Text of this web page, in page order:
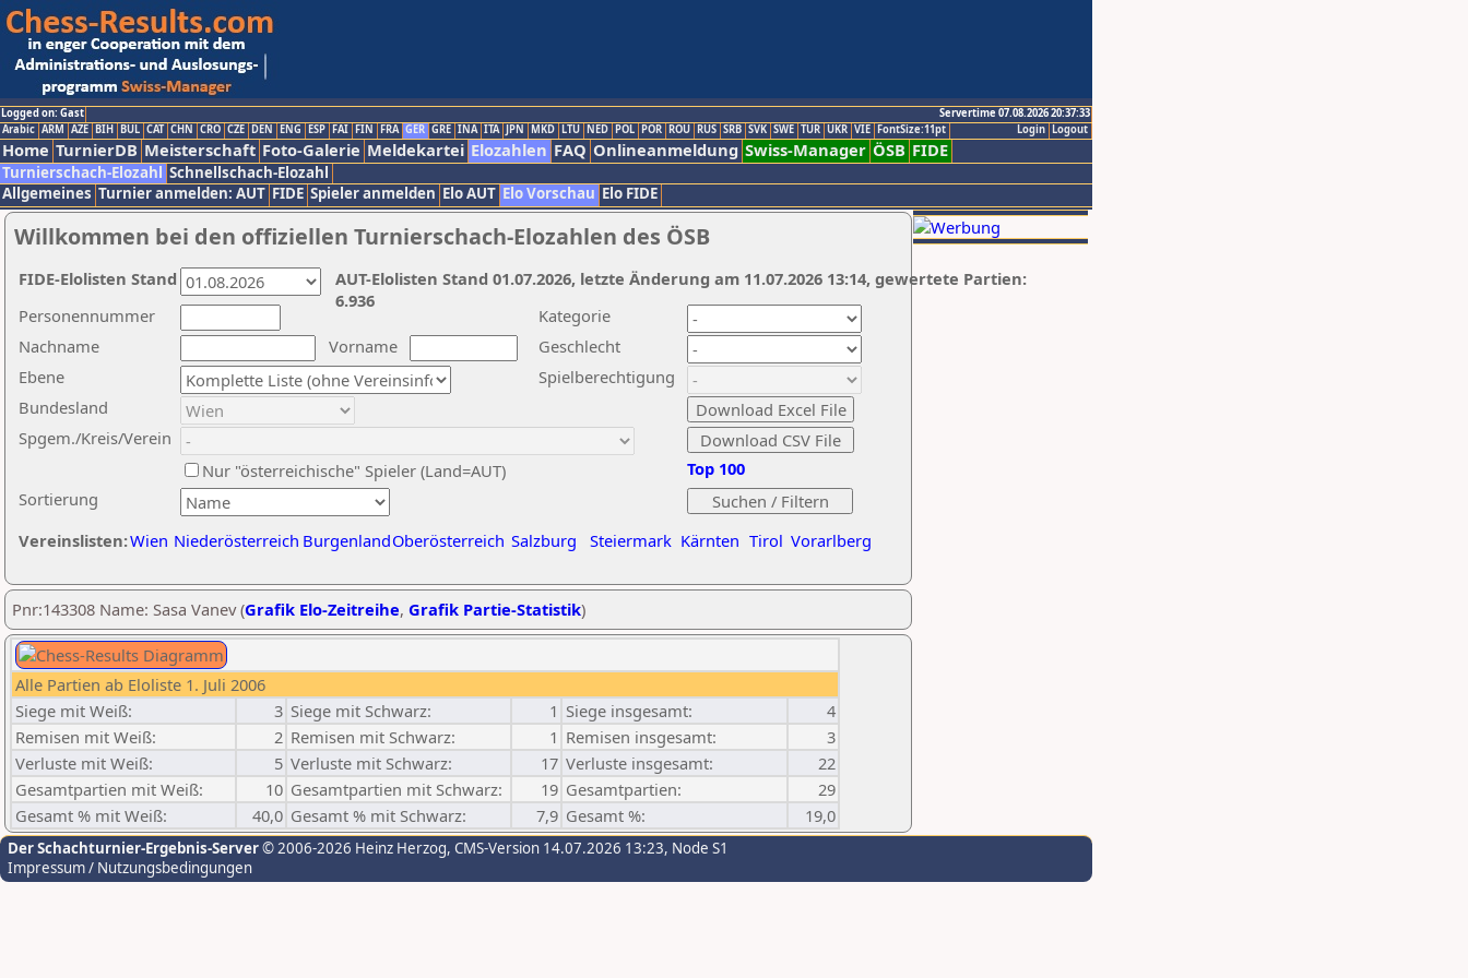
Logged on: Gast
Servertime 07.08.2026 20:37:33
Logout
Login
Arabic ARM AZE BIH BUL CAT CHN CRO CZE DEN ENG ESP FAI FIN FRA GER GRE INA ITA JPN MKD LTU NED POL POR ROU RUS SRB SVK SWE TUR UKR VIE FontSize:11pt
Home TurnierDB Meisterschaft Foto-Galerie Meldekartei Elozahlen FAQ Onlineanmeldung Swiss-Manager ÖSB FIDE
Turnierschach-Elozahl Schnellschach-Elozahl
Allgemeines Turnier anmelden: AUT FIDE Spieler anmelden Elo AUT Elo Vorschau Elo FIDE
Willkommen bei den offiziellen Turnierschach-Elozahlen des ÖSB
Nachname
Vorname
Ebene
Kategorie
Sortierung
Personennummer
Bundesland
Spgem./Kreis/Verein
Geschlecht
Nur "österreichische" Spieler (Land=AUT)
Spielberechtigung
Vereinslisten:Wien Niederösterreich BurgenlandOberösterreich Salzburg Steiermark Kärnten Tirol Vorarlberg
Top 100
AUT-Elolisten Stand 01.07.2026, letzte Änderung am 11.07.2026 13:14, gewertete Partien:
6.936
FIDE-Elolisten Stand
Pnr:143308 Name: Sasa Vanev (Grafik Elo-Zeitreihe, Grafik Partie-Statistik)
Alle Partien ab Eloliste 1. Juli 2006
Siege mit Weiß:
3 Siege mit Schwarz: 1 Siege insgesamt:
4
Remisen mit Weiß:
2 Remisen mit Schwarz: 1 Remisen insgesamt:
3
Verluste mit Weiß:
5 Verluste mit Schwarz: 17 Verluste insgesamt:
22
Gesamtpartien mit Weiß:
10 Gesamtpartien mit Schwarz: 19 Gesamtpartien:
29
Gesamt % mit Weiß:
40,0 Gesamt % mit Schwarz: 7,9 Gesamt %: 19,0
Der Schachturnier-Ergebnis-Server© 2006-2026 Heinz Herzog, CMS-Version 14.07.2026 13:23, Node S1
Impressum / Nutzungsbedingungen